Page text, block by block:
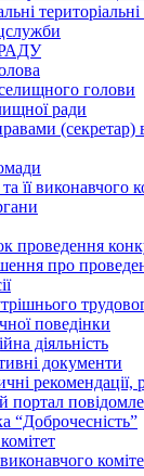
голови
ради
(секретар)
її виконавчого
проведення
про
поведінки
діяльність
документи
рекомендації,
портал
“Доброчесність”